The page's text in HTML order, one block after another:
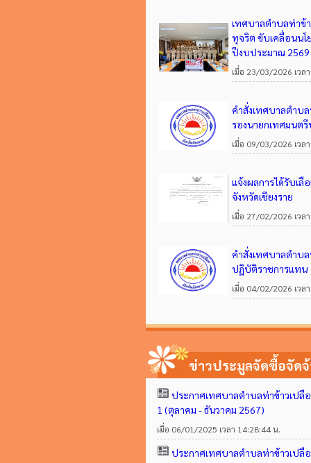
เทศบาลตำบลท่าข้า
ทุจริต ขับเคลื่อนนโ
ปีงบประมาณ 2569
เมื่อ 23/03/2026 เวล
คำสั่งเทศบาลตำบ
รองนายกเทศมนต
เมื่อ 09/03/2026 เวล
แจ้งผลการได้รับเ
จังหวัดเชียงราย
เมื่อ 27/02/2026 เวล
คำสั่งเทศบาลตำบ
ปฏิบัติราชการแทน
เมื่อ 04/02/2026 เวล
ข่าวประมูลจัดซื้อจัดจ้
ประกาศเทศบาลตำบลท่าข้าวเปลื
1 (ตุลาคม - ธันวาคม 2567)
เมื่อ 06/01/2025 เวลา 14:28:44 น.
ประกาศเทศบาลตำบลท่าข้าวเปลือ